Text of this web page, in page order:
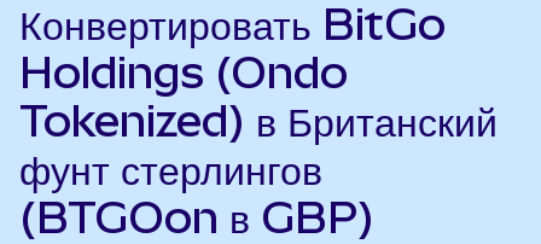
Конвертировать BitGo
Holdings (Ondo
Tokenized) в Британский
фунт стерлингов
(BTGOon в GBP)